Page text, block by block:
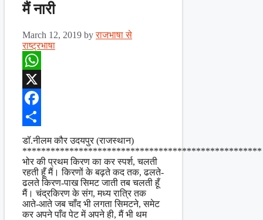
मैं नारी
March 12, 2019 byराजभाषा से
राष्ट्रभाषा
WhatsApp
X
Facebook
Share
डॉ.नीलम कौर उदयपुर (राजस्थान)
***************************************************
भोर की प्रथम किरण का कर स्पर्श, चलती
रहती हूँ मैं। किरणों के बढ़ते कद तक, ढलते-
ढलते किरण-पाख सिमट जाती तब चलती हूँ
मैं। चंद्रकिरण के संग, मध्य रात्रि तक
आते-आते जब चाँद भी लगता सिमटने, समेट
कर अपने पाँव पेट में अपने ही, मैं भी थम